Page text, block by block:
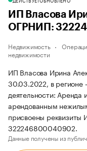
ИП Власова
ОГРНИП:
Недвижимость
недвижимости
ИП Власова Ирина
30.03.2022, в регионе
деятельности: Аренда
арендованным
присвоены
322246800040902.
Данные получены из